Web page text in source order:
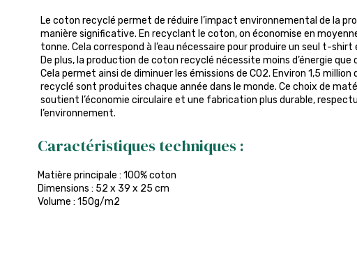
Le coton recyclé permet de réduire l’impact environnemental de la
manière significative. En recyclant le coton, on économise en
tonne. Cela correspond à l’eau nécessaire pour produire un seul t-
De plus, la production de coton recyclé nécessite moins d’énergie que
Cela permet ainsi de diminuer les émissions de CO2. Environ 1,5
recyclé sont produites chaque année dans le monde. Ce choix de
soutient l’économie circulaire et une fabrication plus durable,
l’environnement.
Caractéristiques techniques :
Matière principale : 100% coton
Dimensions : 52 x 39 x 25 cm
Volume : 150g/m2